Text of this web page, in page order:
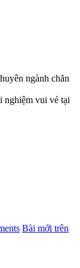
ngành chăn
nghiệm vui vẻ tại
Bài mới trên